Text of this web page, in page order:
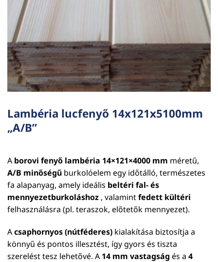
Lambéria lucfenyő 14x121x5100mm
„A/B”
A borovi fenyő lambéria 14×121×4000 mm méretű,
A/B minőségű burkolóelem egy időtálló, természetes
fa alapanyag, amely ideális beltéri fal- és
mennyezetburkoláshoz , valamintfedett kültéri
felhasználásra (pl. teraszok, előtetők mennyezet).
Acsaphornyos (nútféderes) kialakítása biztosítja a
könnyű és pontos illesztést, így gyors és tiszta
szerelést tesz lehetővé. A 14 mm vastagság és a 4